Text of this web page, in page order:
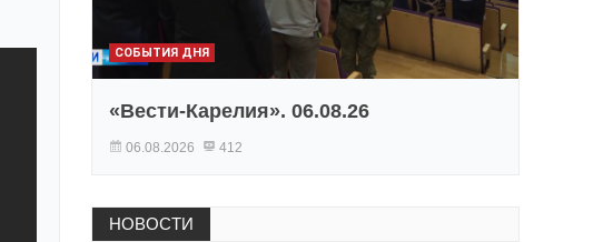
СОБЫТИЯ ДНЯ
«Вести-Карелия». 06.08.26
06.08.2026 412
НОВОСТИ